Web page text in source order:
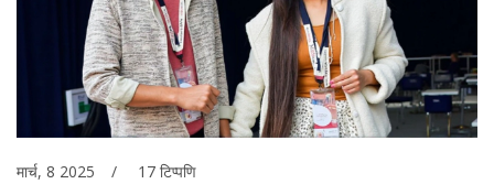
मार्च, 8 2025 17 टिप्पणि